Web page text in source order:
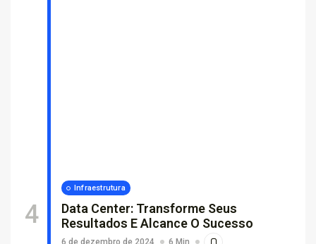
Infraestrutura
Data Center: Transforme Seus
Resultados E Alcance O Sucesso
6 de dezembro de 2024 6 Min